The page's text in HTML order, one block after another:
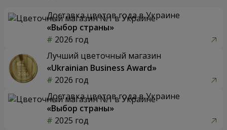
Доставка цветов года в Украине
«Выбор страны»
2026 год
Лучший цветочный магазин
«Ukrainian Business Award»
2026 год
Доставка цветов года в Украине
«Выбор страны»
2025 год